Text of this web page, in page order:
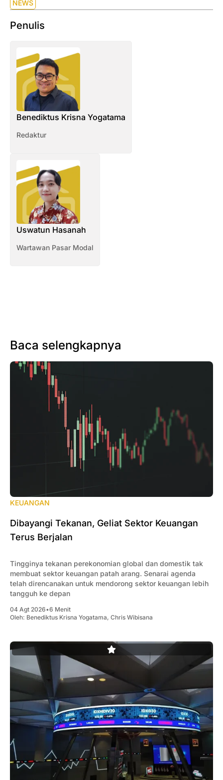
NEWS
Penulis
Benediktus Krisna Yogatama
Redaktur
Uswatun Hasanah
Wartawan Pasar Modal
Baca selengkapnya
KEUANGAN
Dibayangi Tekanan, Geliat Sektor Keuangan
Terus Berjalan
Tingginya tekanan perekonomian global dan domestik tak
membuat sektor keuangan patah arang. Senarai agenda
telah direncanakan untuk mendorong sektor keuangan lebih
tangguh ke depan
04 Agt 2026•6 Menit
Oleh: Benediktus Krisna Yogatama, Chris Wibisana